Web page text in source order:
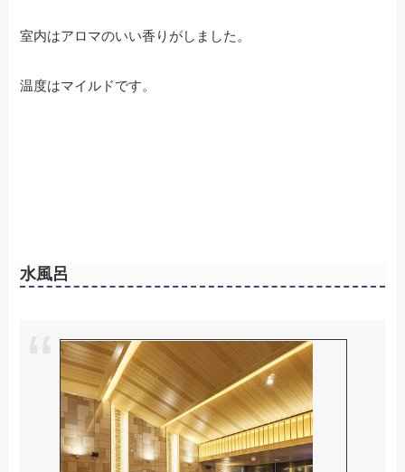
室内はアロマのいい香りがしました。
温度はマイルドです。
水風呂